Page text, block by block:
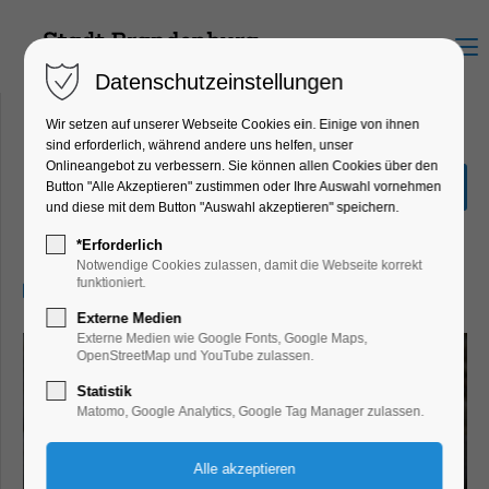
Menu
Kreatives mit Holz
Ferienkalender, Kinder, Jugend, Mitmach-
Aktion
10.08.2026, 16:00–20:00
Datenschutzeinstellungen
Wir setzen auf unserer Webseite Cookies ein. Einige von ihnen
sind erforderlich, während andere uns helfen, unser
Onlineangebot zu verbessern. Sie können allen Cookies über den
Button "Alle Akzeptieren" zustimmen oder Ihre Auswahl vornehmen
und diese mit dem Button "Auswahl akzeptieren" speichern.
*Erforderlich
Notwendige Cookies zulassen, damit die Webseite korrekt
funktioniert.
Externe Medien
Externe Medien wie Google Fonts, Google Maps,
OpenStreetMap und YouTube zulassen.
Statistik
Matomo, Google Analytics, Google Tag Manager zulassen.